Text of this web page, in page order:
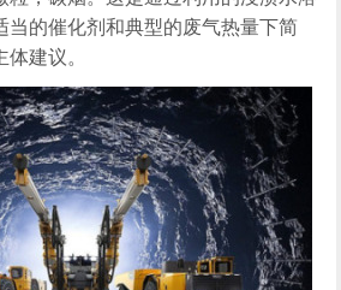
当的催化剂和典型的废气热量下简
建议。